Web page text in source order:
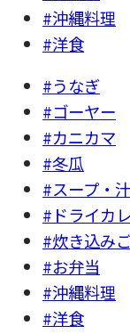
#沖縄料理
#洋食
#うなぎ
#ゴーヤー
#カニカマ
#冬瓜
#スープ・
#ドライカ
#炊き込み
#お弁当
#沖縄料理
#洋食